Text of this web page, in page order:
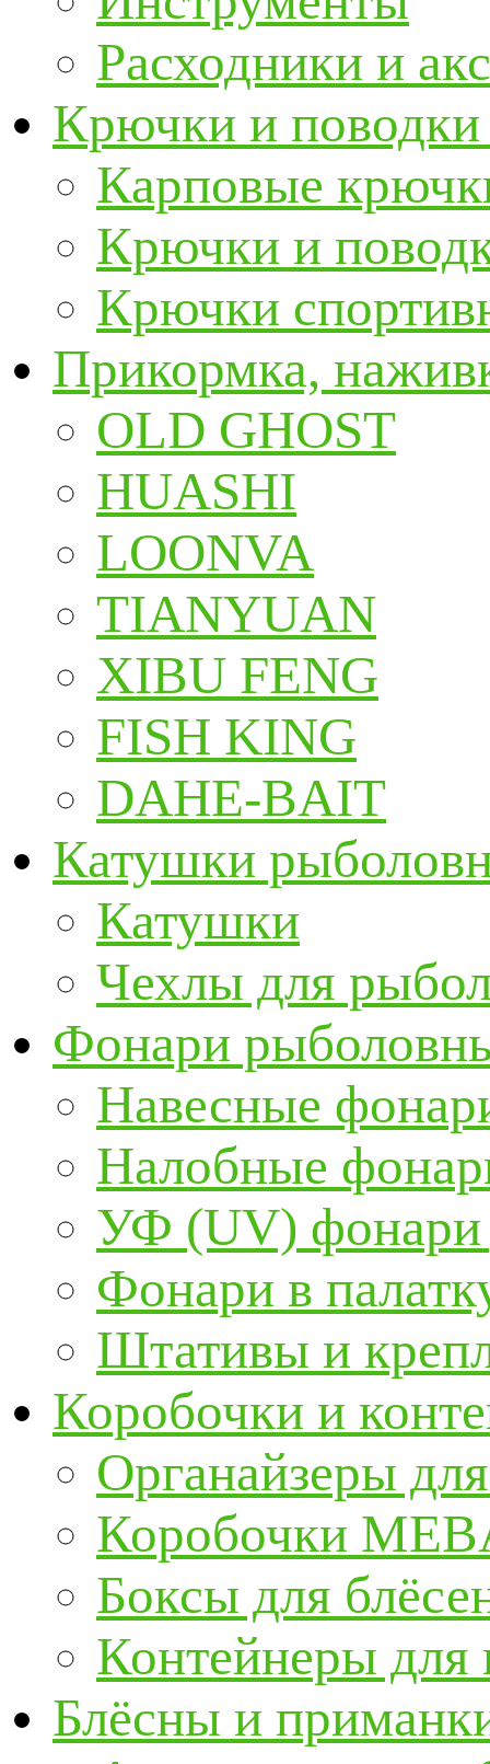
Расходники и
Крючки и
Карповые
Крючки и
Крючки
Прикормка,
OLD GHOST
HUASHI
LOONVA
TIANYUAN
XIBU FENG
FISH KING
DAHE-BAIT
Катушки
Катушки
Чехлы для
Фонари
Навесные
Налобные
УФ (UV) фонари
Фонари в
Штативы и
Коробочки и
Органайзеры
Коробочки
Боксы для
Контейнеры для
Блёсны и